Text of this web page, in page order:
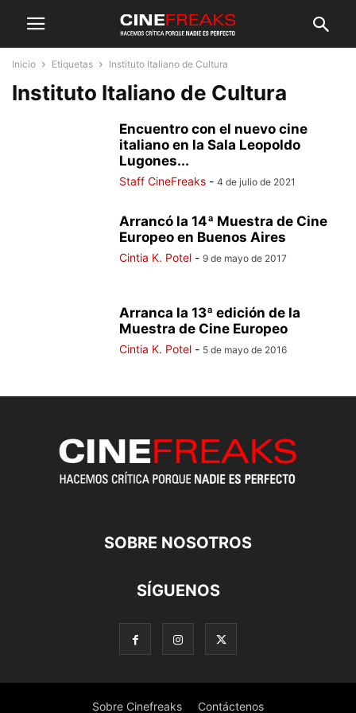
Inicio Etiquetas Instituto Italiano de Cultura
Instituto Italiano de Cultura
Encuentro con el nuevo cine
italiano en la Sala Leopoldo
Lugones...
Staff CineFreaks - 4 de julio de 2021
Arrancó la 14ª Muestra de Cine
Europeo en Buenos Aires
Cintia K. Potel - 9 de mayo de 2017
Arranca la 13ª edición de la
Muestra de Cine Europeo
Cintia K. Potel - 5 de mayo de 2016
SOBRE NOSOTROS
SÍGUENOS
Sobre Cinefreaks Contáctenos